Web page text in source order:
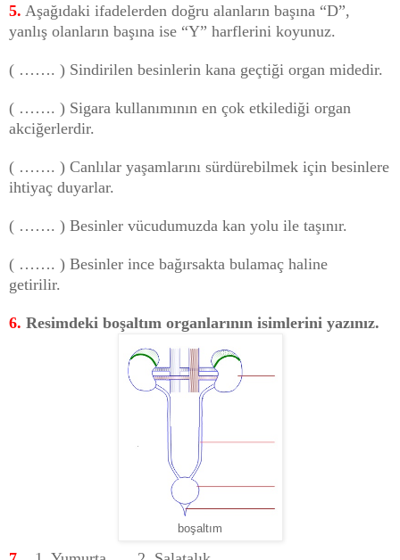
5. Aşağıdaki ifadelerden doğru alanların başına “D”,
yanlış olanların başına ise “Y” harflerini koyunuz.
( ……. ) Sindirilen besinlerin kana geçtiği organ midedir.
( ……. ) Sigara kullanımının en çok etkilediği organ
akciğerlerdir.
( ……. ) Canlılar yaşamlarını sürdürebilmek için besinlere
ihtiyaç duyarlar.
( ……. ) Besinler vücudumuzda kan yolu ile taşınır.
( ……. ) Besinler ince bağırsakta bulamaç haline
getirilir.
6. Resimdeki boşaltım organlarının isimlerini yazınız.
boşaltım